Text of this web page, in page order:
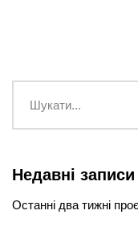
Недавні записи
Останні два тижні